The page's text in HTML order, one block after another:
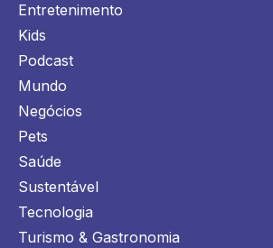
Entretenimento
Kids
Podcast
Mundo
Negócios
Pets
Saúde
Sustentável
Tecnologia
Turismo & Gastronomia